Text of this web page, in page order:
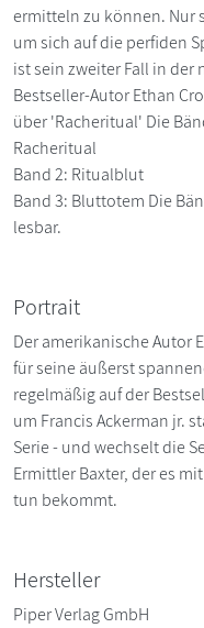
ermitteln zu können. Nur
um sich auf die perfiden
ist sein zweiter Fall in der
Bestseller-Autor Ethan
über 'Racheritual' Die
Racheritual
Band 2: Ritualblut
Band 3: Bluttotem Die
lesbar.
Portrait
Der amerikanische Autor
für seine äußerst
regelmäßig auf der
um Francis Ackerman jr.
Serie - und wechselt die
Ermittler Baxter, der es
tun bekommt.
Hersteller
Piper Verlag GmbH